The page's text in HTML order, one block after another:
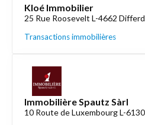
Kloé Immobilier
25 Rue Roosevelt L-4662
Transactions immobilières
Immobilière Spautz Sàrl
10 Route de Luxembourg L-